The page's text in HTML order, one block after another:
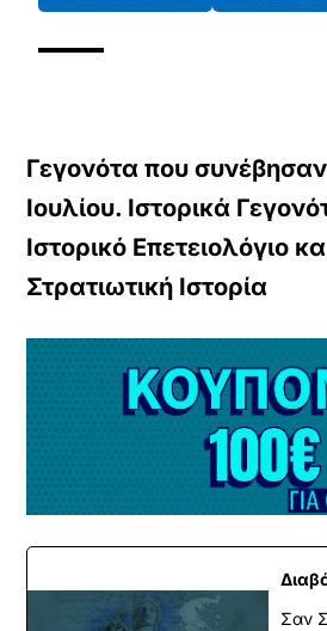
Γεγονότα που
Ιουλίου. Ιστορικά
Ιστορικό Επετειολόγιο
Στρατιωτική Ιστορία
Σαν